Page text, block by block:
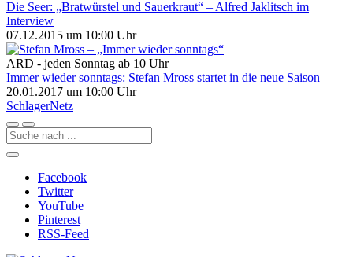
Die Seer: „Bratwürstel und Sauerkraut“ – Alfred Jaklitsch im
Interview
07.12.2015 um 10:00 Uhr
ARD - jeden Sonntag ab 10 Uhr
Immer wieder sonntags: Stefan Mross startet in die neue Saison
20.01.2017 um 10:00 Uhr
SchlagerNetz
Facebook
Twitter
YouTube
Pinterest
RSS-Feed